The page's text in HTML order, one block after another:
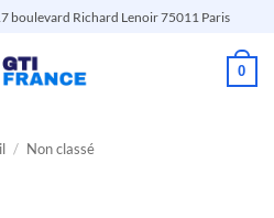
boulevard Richard Lenoir 75011 Paris
0
/ Non classé